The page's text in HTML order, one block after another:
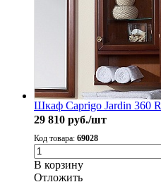
Шкаф Caprigo Jardin 360 R
29 810 руб./шт
Код товара: 69028
В корзину
Oтложить